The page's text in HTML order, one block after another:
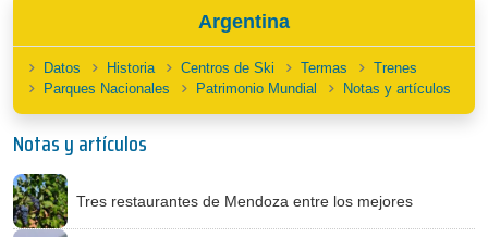
Argentina
Datos Historia Centros de Ski Termas
Trenes
Parques Nacionales
Patrimonio Mundial Notas y artículos
Notas y artículos
Tres restaurantes de Mendoza entre los mejores